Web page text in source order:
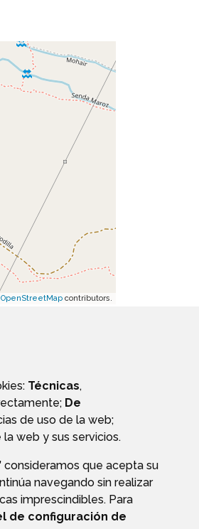
Técnicas,
De
de uso de la web;
web y sus servicios.
consideramos que acepta su
navegando sin realizar
imprescindibles. Para
de configuración de
OpenStreetMap contributors.
CONTRATANTE